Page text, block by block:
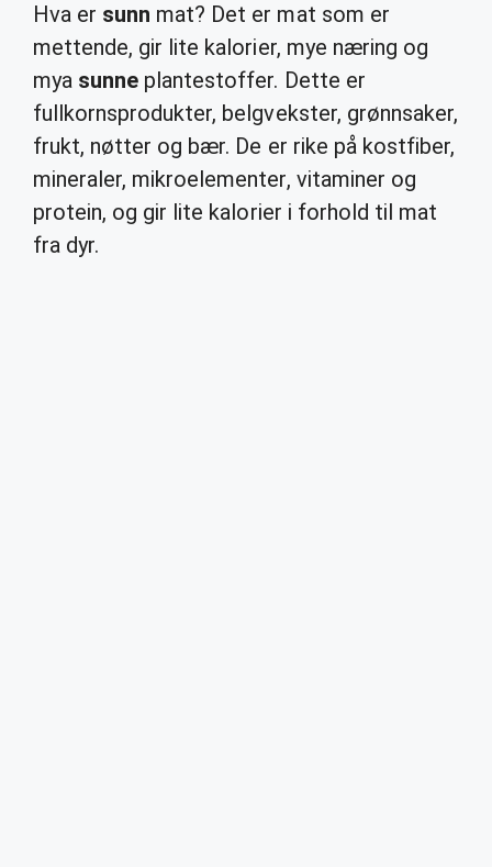
Hva er sunn mat? Det er mat som er
mettende, gir lite kalorier, mye næring og
mya sunne plantestoffer. Dette er
fullkornsprodukter, belgvekster, grønnsaker,
frukt, nøtter og bær. De er rike på kostfiber,
mineraler, mikroelementer, vitaminer og
protein, og gir lite kalorier i forhold til mat
fra dyr.